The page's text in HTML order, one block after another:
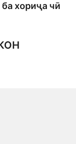
хориҷа чӣ